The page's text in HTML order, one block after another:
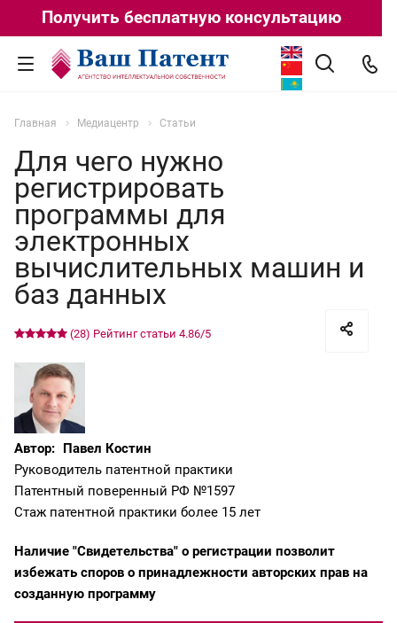
Получить бесплатную консультацию
Главная Медиацентр Статьи
Для чего нужно
регистрировать
программы для
электронных
вычислительных машин и
баз данных
(28) Рейтинг статьи 4.86/5
Автор: Павел Костин
Руководитель патентной практики
Патентный поверенный РФ №1597
Стаж патентной практики более 15 лет
Наличие "Свидетельства" о регистрации позволит
избежать споров о принадлежности авторских прав на
созданную программу